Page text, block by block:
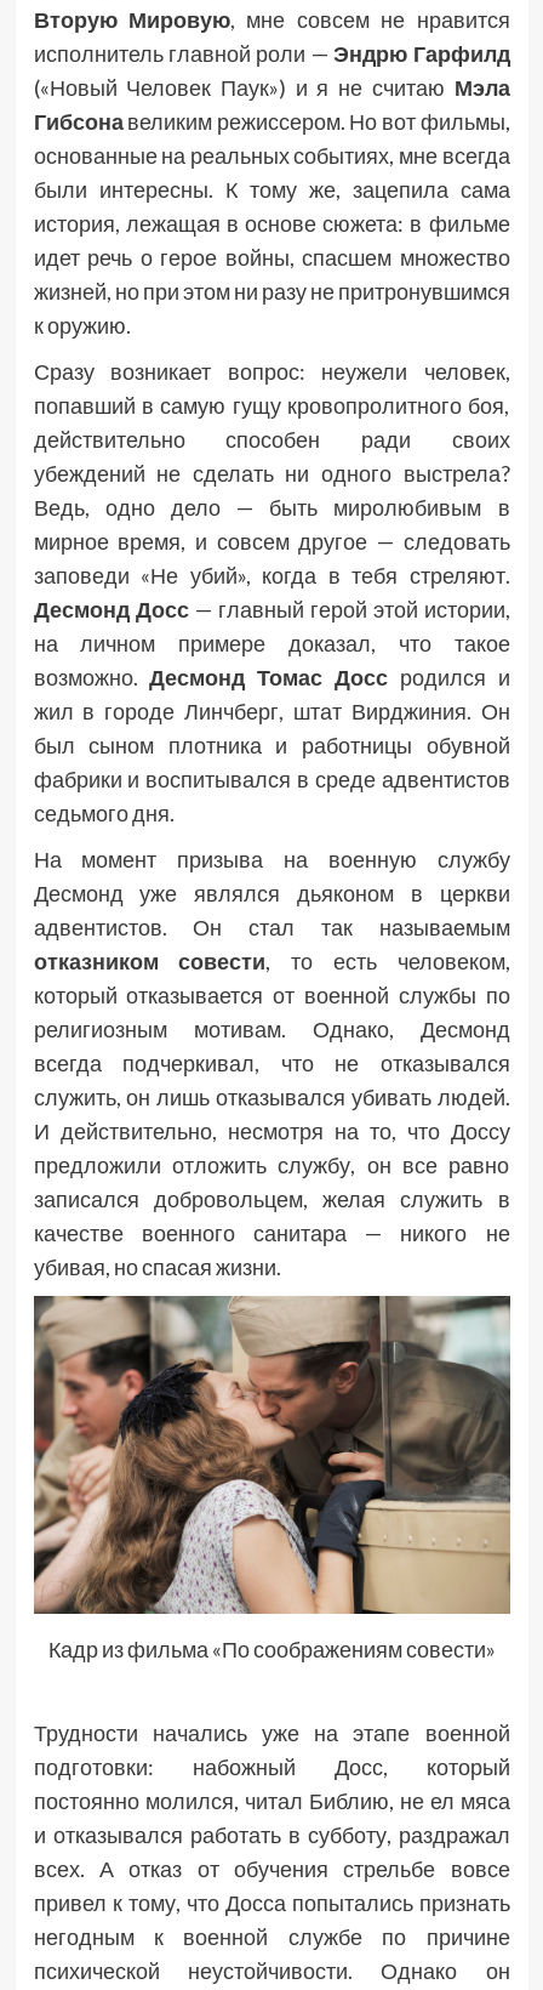
Вторую Мировую, мне совсем не нравится
исполнитель главной роли —Эндрю Гарфилд
(«Новый Человек Паук») и я не считаю Мэла
Гибсонавеликим режиссером. Но вот фильмы,
основанные на реальных событиях, мне всегда
были интересны. К тому же, зацепила сама
история, лежащая в основе сюжета: в фильме
идет речь о герое войны, спасшем множество
жизней, но при этом ни разу не притронувшимся
к оружию.
Сразу возникает вопрос: неужели человек,
попавший в самую гущу кровопролитного боя,
действительно способен ради своих
убеждений не сделать ни одного выстрела?
Ведь, одно дело — быть миролюбивым в
мирное время, и совсем другое — следовать
заповеди «Не убий», когда в тебя стреляют.
Десмонд Досс— главный герой этой истории,
на личном примере доказал, что такое
возможно.Десмонд Томас Доссродился и
жил в городе Линчберг, штат Вирджиния. Он
был сыном плотника и работницы обувной
фабрики и воспитывался в среде адвентистов
седьмого дня.
На момент призыва на военную службу
Десмонд уже являлся дьяконом в церкви
адвентистов. Он стал так называемым
отказником совести, то есть человеком,
который отказывается от военной службы по
религиозным мотивам. Однако, Десмонд
всегда подчеркивал, что не отказывался
служить, он лишь отказывался убивать людей.
И действительно, несмотря на то, что Доссу
предложили отложить службу, он все равно
записался добровольцем, желая служить в
качестве военного санитара — никого не
убивая, но спасая жизни.
Кадр из фильма «По соображениям совести»
Трудности начались уже на этапе военной
подготовки: набожный Досс, который
постоянно молился, читал Библию, не ел мяса
и отказывался работать в субботу, раздражал
всех. А отказ от обучения стрельбе вовсе
привел к тому, что Досса попытались признать
негодным к военной службе по причине
психической неустойчивости. Однако он